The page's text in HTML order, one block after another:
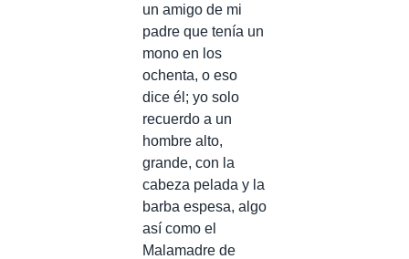
un amigo de mi
padre que tenía un
mono en los
ochenta, o eso
dice él; yo solo
recuerdo a un
hombre alto,
grande, con la
cabeza pelada y la
barba espesa, algo
así como el
Malamadre de